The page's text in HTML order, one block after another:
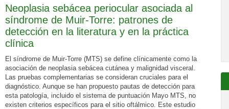
Neoplasia sebácea periocular asociada al
síndrome de Muir-Torre: patrones de
detección en la literatura y en la práctica
clínica
El síndrome de Muir-Torre (MTS) se define clínicamente como la
asociación de neoplasia sebácea cutánea y malignidad visceral.
Las pruebas complementarias se consideran cruciales para el
diagnóstico. Aunque se han propuesto pautas de detección para
esta patología, incluido el sistema de puntuación Mayo MTS, no
existen criterios específicos para el sitio oftálmico. Este estudio